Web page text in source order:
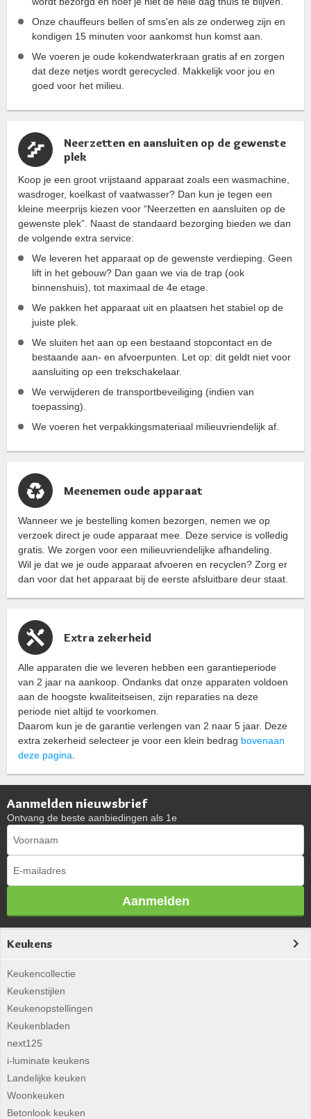
Onze chauffeurs bellen of sms'en als ze onderweg zijn en
kondigen 15 minuten voor aankomst hun komst aan.
We voeren je oude kokendwaterkraan gratis af en zorgen
dat deze netjes wordt gerecycled. Makkelijk voor jou en
goed voor het milieu.
Neerzetten en aansluiten op de gewenste
plek
Koop je een groot vrijstaand apparaat zoals een wasmachine,
wasdroger, koelkast of vaatwasser? Dan kun je tegen een
kleine meerprijs kiezen voor “Neerzetten en aansluiten op de
gewenste plek”. Naast de standaard bezorging bieden we dan
de volgende extra service:
We leveren het apparaat op de gewenste verdieping. Geen
lift in het gebouw? Dan gaan we via de trap (ook
binnenshuis), tot maximaal de 4e etage.
We pakken het apparaat uit en plaatsen het stabiel op de
juiste plek.
We sluiten het aan op een bestaand stopcontact en de
bestaande aan- en afvoerpunten. Let op: dit geldt niet voor
aansluiting op een trekschakelaar.
We verwijderen de transportbeveiliging (indien van
toepassing).
We voeren het verpakkingsmateriaal milieuvriendelijk af.
Meenemen oude apparaat
Wanneer we je bestelling komen bezorgen, nemen we op
verzoek direct je oude apparaat mee. Deze service is volledig
gratis. We zorgen voor een milieuvriendelijke afhandeling.
Wil je dat we je oude apparaat afvoeren en recyclen? Zorg er
dan voor dat het apparaat bij de eerste afsluitbare deur staat.
Extra zekerheid
Alle apparaten die we leveren hebben een garantieperiode
van 2 jaar na aankoop. Ondanks dat onze apparaten voldoen
aan de hoogste kwaliteitseisen, zijn reparaties na deze
periode niet altijd te voorkomen.
Daarom kun je de garantie verlengen van 2 naar 5 jaar. Deze
extra zekerheid selecteer je voor een klein bedrag bovenaan
deze pagina
Aanmelden nieuwsbrief
Ontvang de beste aanbiedingen als 1e
Aanmelden
Keukens
Keukencollectie
Keukenstijlen
Keukenopstellingen
Keukenbladen
next125
i-luminate keukens
Landelijke keuken
Woonkeuken
Betonlook keuken